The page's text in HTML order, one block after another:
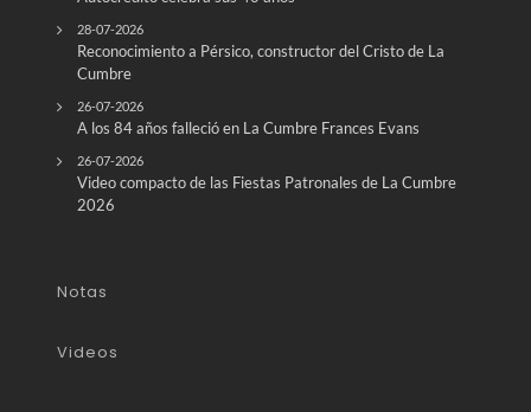
28-07-2026
Reconocimiento a Pérsico, constructor del Cristo de La
Cumbre
26-07-2026
A los 84 años falleció en La Cumbre Frances Evans
26-07-2026
Video compacto de las Fiestas Patronales de La Cumbre
2026
Notas
Videos